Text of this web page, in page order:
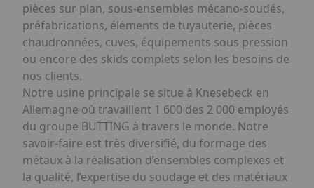
pièces sur plan, sous-ensembles mécano-soudés,
préfabrications, éléments de tuyauterie, pièces
chaudronnées, cuves, équipements sous pression
ou encore des skids complets selon les besoins de
nos clients.
Notre usine principale se situe à Knesebeck en
Allemagne où travaillent 1 600 des 2 000 employés
du groupe BUTTING à travers le monde. Notre
savoir-faire est très diversifié, du formage des
métaux à la réalisation d’ensembles complexes et
la qualité, l’expertise du soudage et des matériaux